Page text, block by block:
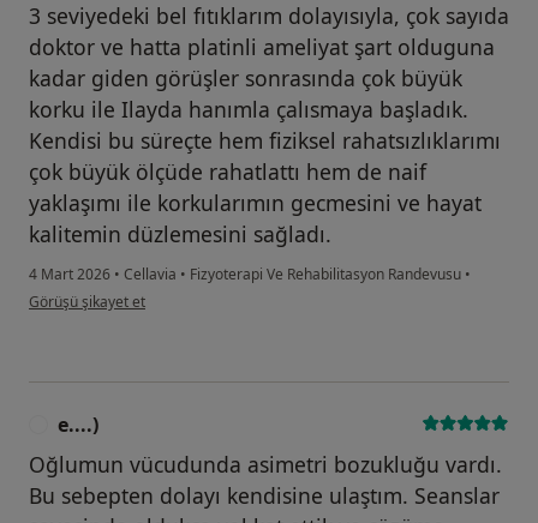
3 seviyedeki bel fıtıklarım dolayısıyla, çok sayıda
doktor ve hatta platinli ameliyat şart olduguna
kadar giden görüşler sonrasında çok büyük
korku ile Ilayda hanımla çalısmaya başladık.
Kendisi bu süreçte hem fiziksel rahatsızlıklarımı
çok büyük ölçüde rahatlattı hem de naif
yaklaşımı ile korkularımın gecmesini ve hayat
kalitemin düzlemesini sağladı.
4 Mart 2026 • Cellavia • Fizyoterapi Ve Rehabilitasyon Randevusu •
kullanıcının görüşüne göre i.....
Görüşü şikayet et
e....)
Oğlumun vücudunda asimetri bozukluğu vardı.
Bu sebepten dolayı kendisine ulaştım. Seanslar